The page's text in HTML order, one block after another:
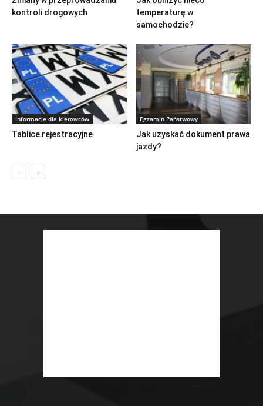
kontroli drogowych
temperaturę w
samochodzie?
Informacje dla kierowców
Tablice rejestracyjne
Egzamin Państwowy
Jak uzyskać dokument prawa
jazdy?